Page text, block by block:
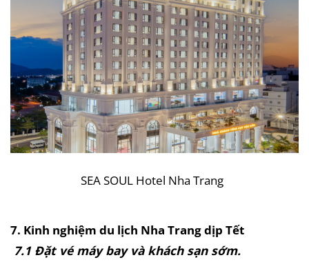
SEA SOUL Hotel Nha Trang
7. Kinh nghiệm du lịch Nha Trang dịp Tết
7.1 Đặt vé máy bay và khách sạn sớm.